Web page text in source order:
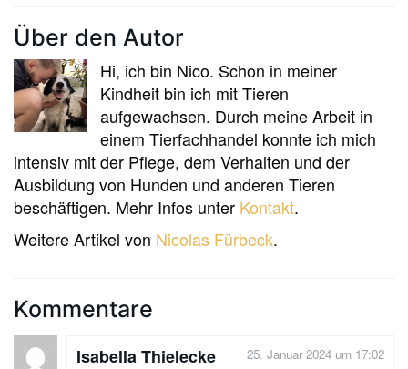
Über den Autor
Hi, ich bin Nico. Schon in meiner
Kindheit bin ich mit Tieren
aufgewachsen. Durch meine Arbeit in
einem Tierfachhandel konnte ich mich
intensiv mit der Pflege, dem Verhalten und der
Ausbildung von Hunden und anderen Tieren
beschäftigen. Mehr Infos unter Kontakt.
Weitere Artikel von Nicolas Fürbeck.
Kommentare
Isabella Thielecke 25. Januar 2024 um 17:02